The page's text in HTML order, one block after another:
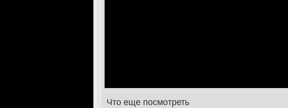
>Что еще посмотреть